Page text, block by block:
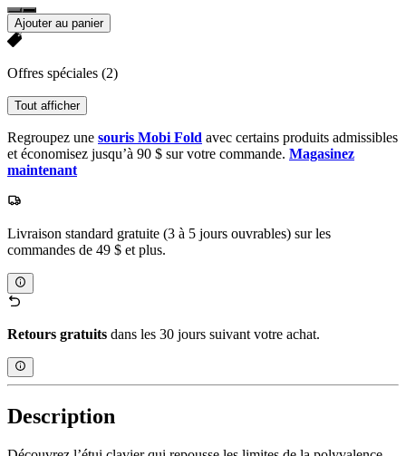
Ajouter au panier
Offres spéciales (2)
Tout afficher
Regroupez une souris Mobi Fold avec certains produits admissibles
et économisez jusqu’à 90 $ sur votre commande. Magasinez
maintenant
Livraison standard gratuite (3 à 5 jours ouvrables) sur les
commandes de 49 $ et plus.
Retours gratuits dans les 30 jours suivant votre achat.
Description